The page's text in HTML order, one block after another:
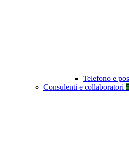
Telefono e
Consulenti e collaboratori 5